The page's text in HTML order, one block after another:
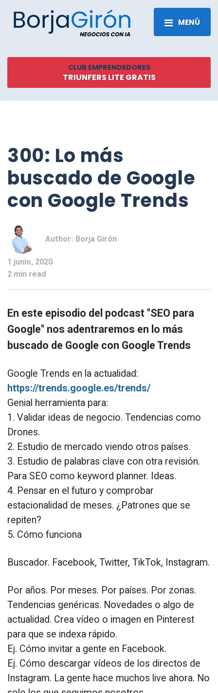
MENÚ
CLUB EMPRENDEDORES
TRIUNFERS LITE GRATIS
300: Lo más
buscado de Google
con Google Trends
Author: Borja Girón
1 junio, 2020
2 min read
En este episodio del podcast "SEO para
Google" nos adentraremos en lo más
buscado de Google con Google Trends
Google Trends en la actualidad:
https://trends.google.es/trends/
Genial herramienta para:
1. Validar ideas de negocio. Tendencias como
Drones.
2. Estudio de mercado viendo otros países.
3. Estudio de palabras clave con otra revisión.
Para SEO como keyword planner. Ideas.
4. Pensar en el futuro y comprobar
estacionalidad de meses. ¿Patrones que se
repiten?
5. Cómo funciona
Buscador. Facebook, Twitter, TikTok, Instagram.
Por años. Por meses. Por países. Por zonas.
Tendencias genéricas. Novedades o algo de
actualidad. Crea vídeo o imagen en Pinterest
para que se indexa rápido.
Ej. Cómo invitar a gente en Facebook.
Ej. Cómo descargar vídeos de los directos de
Instagram. La gente hace muchos live ahora. No